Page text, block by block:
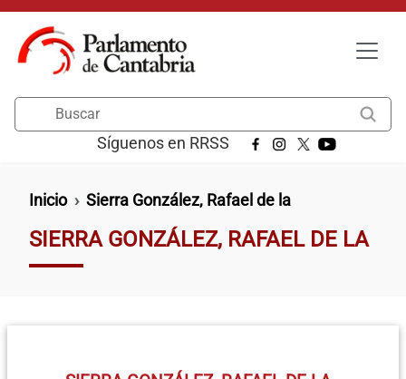
Pasar al contenido principal
Síguenos en RRSS
Ruta de navegación
Inicio Sierra González, Rafael de la
SIERRA GONZÁLEZ, RAFAEL DE LA